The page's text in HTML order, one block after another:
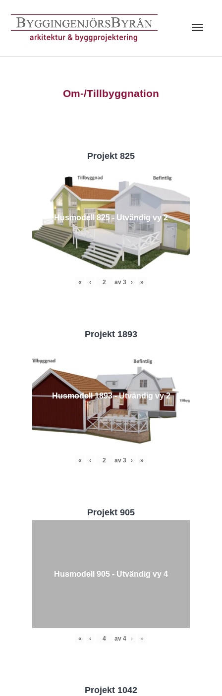
innehåll
Om-/Tillbyggnation
Projekt 825
Husmodell 825 - Utvändig vy 2
« ‹ av 3 › »
Projekt 1893
Husmodell 1893 - Utvändig vy 2
« ‹ av 3 › »
Projekt 905
Husmodell 905 - Utvändig vy 4
« ‹ av 4 › »
Projekt 1042